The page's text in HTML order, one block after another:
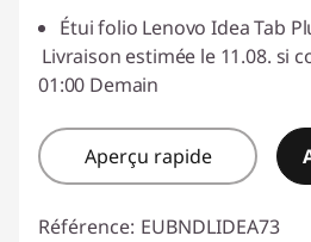
Étui folio Lenovo Idea Tab
Livraison estimée le 11.08. si
01:00 Demain
Aperçu rapide
Référence: EUBNDLIDEA73